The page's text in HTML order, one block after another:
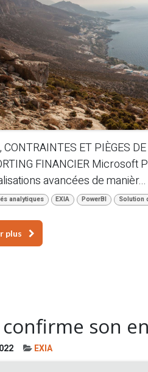
CONTRAINTES ET PIÈGES
FINANCIER
avancées de manièr...
analytiques EXIA PowerBI Solution
plus
confirme son
EXIA